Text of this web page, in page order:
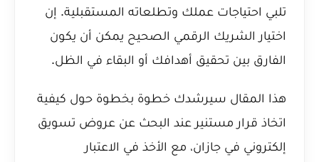
تلبي احتياجات عملك وتطلعاته المستقبلية. إن
اختيار الشريك الرقمي الصحيح يمكن أن يكون
الفارق بين تحقيق أهدافك أو البقاء في الظل.
هذا المقال سيرشدك خطوة بخطوة حول كيفية
اتخاذ قرار مستنير عند البحث عن عروض تسويق
إلكتروني في جازان، مع الأخذ في الاعتبار